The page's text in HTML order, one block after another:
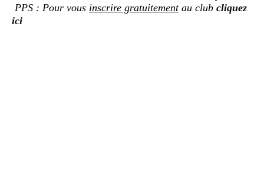
PPS : Pour vous inscrire gratuitementau club cliquez
ici